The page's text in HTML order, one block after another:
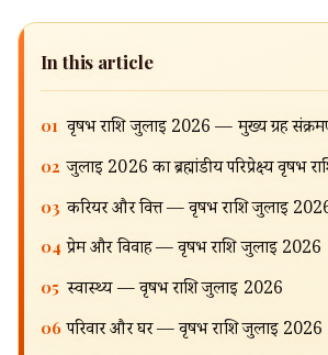
🔍
In this article
01 वृषभ राशि जुलाई 2026 — मुख्य ग्रह
02 जुलाई 2026 का ब्रह्मांडीय परिप्रेक्ष्य वृषभ
03 करियर और वित्त — वृषभ राशि जुलाई
04 प्रेम और विवाह — वृषभ राशि जुलाई 2026
05 स्वास्थ्य — वृषभ राशि जुलाई 2026
06 परिवार और घर — वृषभ राशि जुलाई 2026